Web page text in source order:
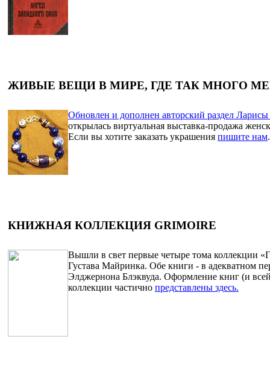
ЖИВЫЕ ВЕЩИ В МИРЕ, ГДЕ ТАК МНОГО
Обновлен и дополнен авторский раздел
открылась виртуальная выставка-продажа
Если вы хотите заказать украшения пишите нам.
КНИЖНАЯ КОЛЛЕКЦИЯ GRIMOIRE
Вышли в свет первые четыре тома коллекции
Густава Майринка. Обе книги - в адекватном
Элджернона Блэквуда. Оформление книг (и
коллекции частично представлены здесь.